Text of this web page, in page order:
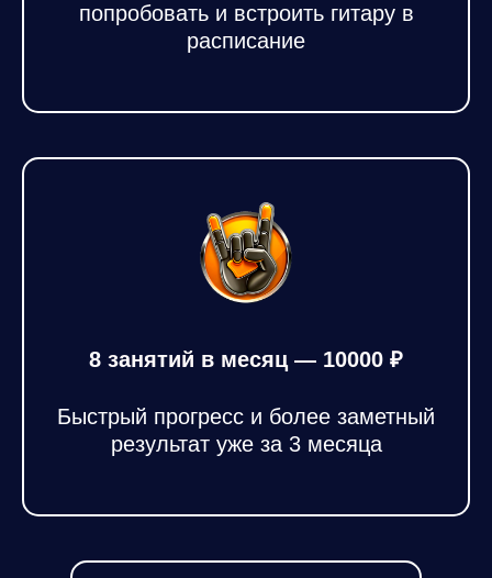
попробовать и встроить гитару в
расписание
8 занятий в месяц — 10000 ₽
Быстрый прогресс и более заметный
результат уже за 3 месяца